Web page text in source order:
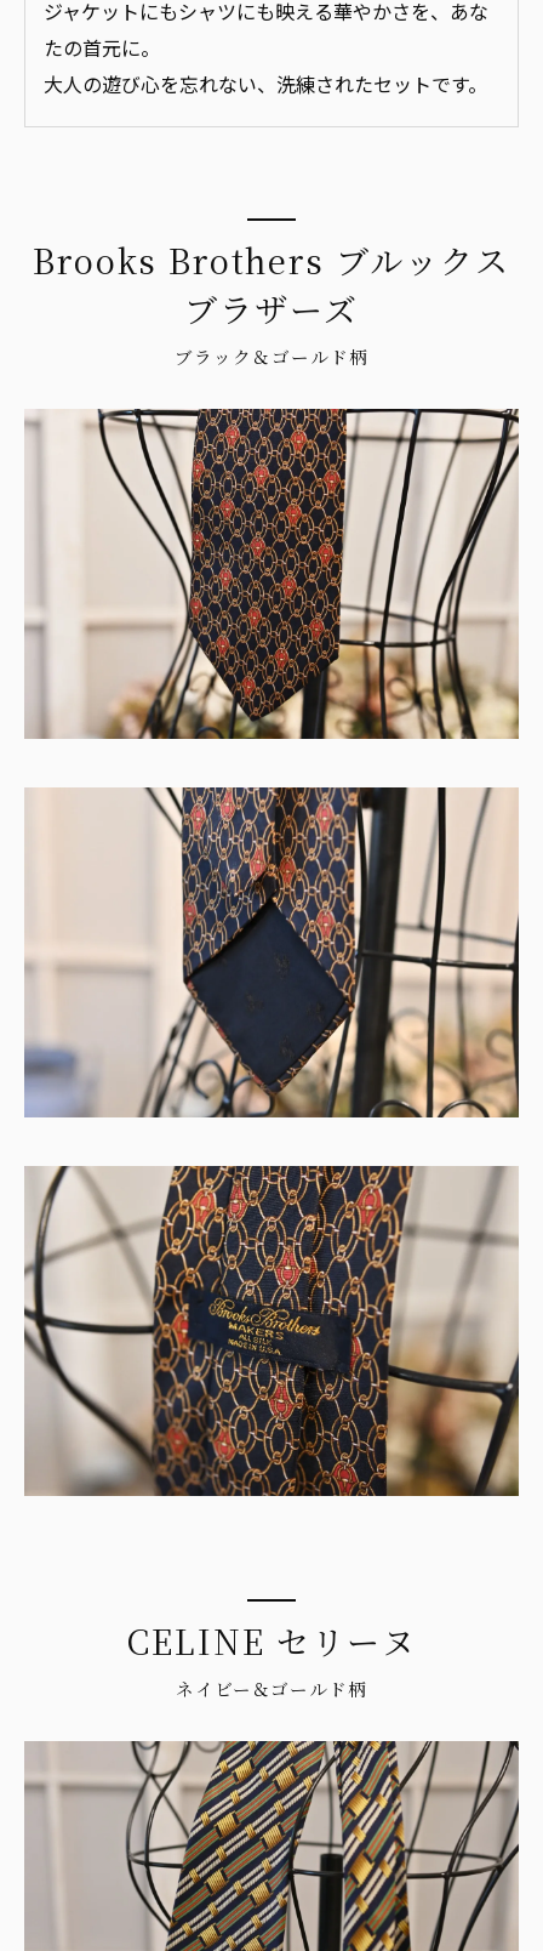
ジャケットにもシャツにも映える華やかさを、あな
たの首元に。
大人の遊び心を忘れない、洗練されたセットです。
Brooks Brothers ブルックス
ブラザーズ
ブラック＆ゴールド柄
CELINE セリーヌ
ネイビー＆ゴールド柄